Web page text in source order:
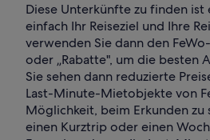
Diese Unterkünfte zu finden ist
einfach Ihr Reiseziel und Ihre
verwenden Sie dann den
oder „Rabatte", um die besten
Sie sehen dann reduzierte
Last-Minute-Mietobjekte von
Möglichkeit, beim Erkunden zu
einen Kurztrip oder einen